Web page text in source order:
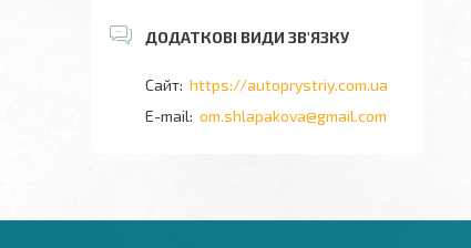
https://autoprystriy.com.ua
om.shlapakova@gmail.com